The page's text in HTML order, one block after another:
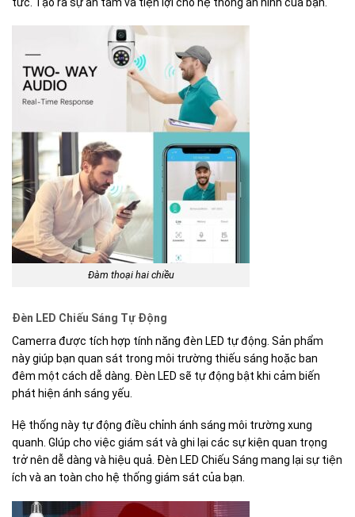
Đàm thoại hai chiều
Đèn LED Chiếu Sáng Tự Động
Camerra được tích hợp tính năng đèn LED tự động. Sản phẩm
này giúp bạn quan sát trong môi trường thiếu sáng hoặc ban
đêm một cách dễ dàng. Đèn LED sẽ tự động bật khi cảm biến
phát hiện ánh sáng yếu.
Hệ thống này tự động điều chỉnh ánh sáng môi trường xung
quanh. GIúp cho việc giám sát và ghi lại các sự kiện quan trọng
trở nên dễ dàng và hiệu quả. Đèn LED Chiếu Sáng mang lại sự tiện
ích và an toàn cho hệ thống giám sát của bạn.